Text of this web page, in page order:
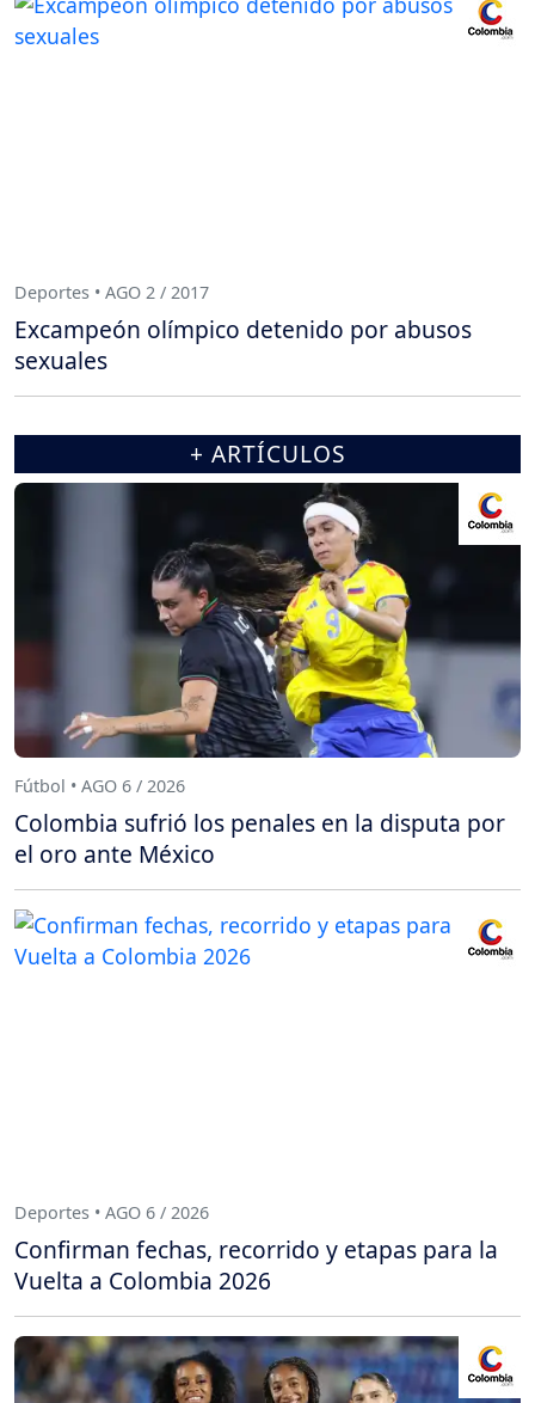
Deportes • AGO 2 / 2017
Excampeón olímpico detenido por abusos
sexuales
+ ARTÍCULOS
Fútbol • AGO 6 / 2026
Colombia sufrió los penales en la disputa por
el oro ante México
Deportes • AGO 6 / 2026
Confirman fechas, recorrido y etapas para la
Vuelta a Colombia 2026